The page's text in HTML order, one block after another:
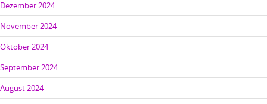
Dezember 2024
November 2024
Oktober 2024
September 2024
August 2024